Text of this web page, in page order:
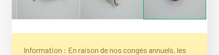
Information : En raison de nos congés annuels, les